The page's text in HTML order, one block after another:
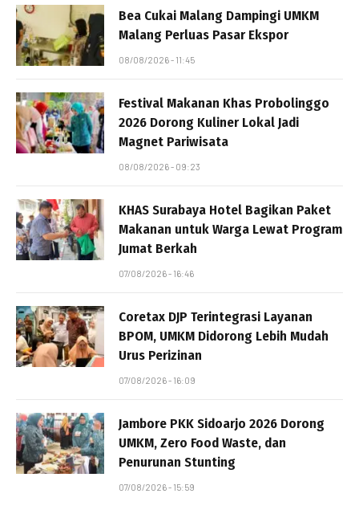
Bea Cukai Malang Dampingi UMKM
Malang Perluas Pasar Ekspor
08/08/2026 - 11:45
Festival Makanan Khas Probolinggo
2026 Dorong Kuliner Lokal Jadi
Magnet Pariwisata
08/08/2026 - 09:23
KHAS Surabaya Hotel Bagikan Paket
Makanan untuk Warga Lewat Program
Jumat Berkah
07/08/2026 - 16:46
Coretax DJP Terintegrasi Layanan
BPOM, UMKM Didorong Lebih Mudah
Urus Perizinan
07/08/2026 - 16:09
Jambore PKK Sidoarjo 2026 Dorong
UMKM, Zero Food Waste, dan
Penurunan Stunting
07/08/2026 - 15:59